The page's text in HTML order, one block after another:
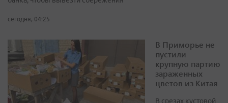
сегодня, 04:25
В Приморье не
пустили
крупную партию
зараженных
цветов из Китая
В срезах кустовой